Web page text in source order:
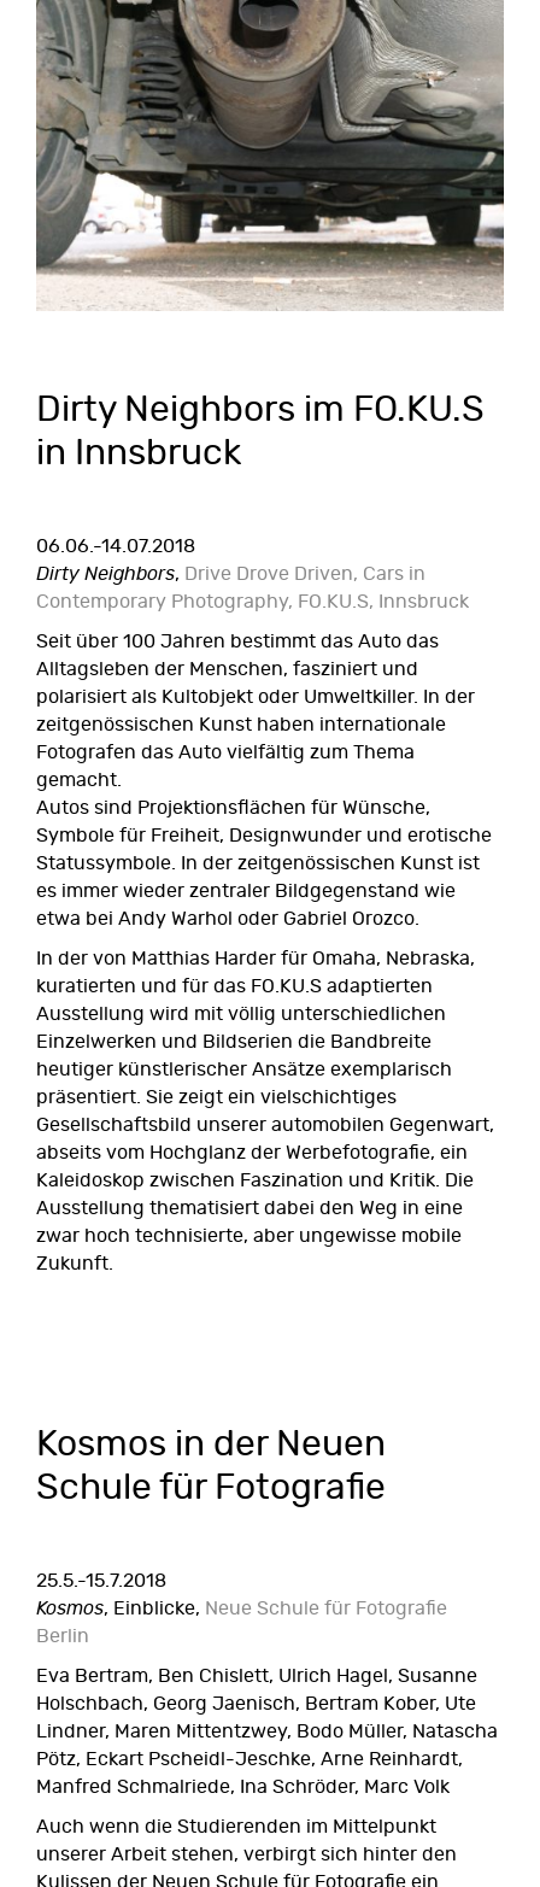
Dirty Neighbors im FO.KU.S
in Innsbruck
06.06.-14.07.2018
Dirty Neighbors, Drive Drove Driven, Cars in
Contemporary Photography, FO.KU.S, Innsbruck
Seit über 100 Jahren bestimmt das Auto das
Alltagsleben der Menschen, fasziniert und
polarisiert als Kultobjekt oder Umweltkiller. In der
zeitgenössischen Kunst haben internationale
Fotografen das Auto vielfältig zum Thema
gemacht.
Autos sind Projektionsflächen für Wünsche,
Symbole für Freiheit, Designwunder und erotische
Statussymbole. In der zeitgenössischen Kunst ist
es immer wieder zentraler Bildgegenstand wie
etwa bei Andy Warhol oder Gabriel Orozco.
In der von Matthias Harder für Omaha, Nebraska,
kuratierten und für das FO.KU.S adaptierten
Ausstellung wird mit völlig unterschiedlichen
Einzelwerken und Bildserien die Bandbreite
heutiger künstlerischer Ansätze exemplarisch
präsentiert. Sie zeigt ein vielschichtiges
Gesellschaftsbild unserer automobilen Gegenwart,
abseits vom Hochglanz der Werbefotografie, ein
Kaleidoskop zwischen Faszination und Kritik. Die
Ausstellung thematisiert dabei den Weg in eine
zwar hoch technisierte, aber ungewisse mobile
Zukunft.
Kosmos in der Neuen
Schule für Fotografie
25.5.-15.7.2018
Kosmos, Einblicke, Neue Schule für Fotografie
Berlin
Eva Bertram, Ben Chislett, Ulrich Hagel, Susanne
Holschbach, Georg Jaenisch, Bertram Kober, Ute
Lindner, Maren Mittentzwey, Bodo Müller, Natascha
Pötz, Eckart Pscheidl-Jeschke, Arne Reinhardt,
Manfred Schmalriede, Ina Schröder, Marc Volk
Auch wenn die Studierenden im Mittelpunkt
unserer Arbeit stehen, verbirgt sich hinter den
Kulissen der Neuen Schule für Fotografie ein